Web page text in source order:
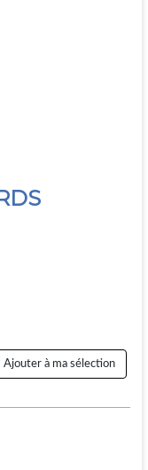
Ajouter à ma sélection